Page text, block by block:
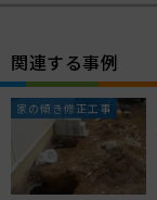
関連する事例
家の傾き修正工事